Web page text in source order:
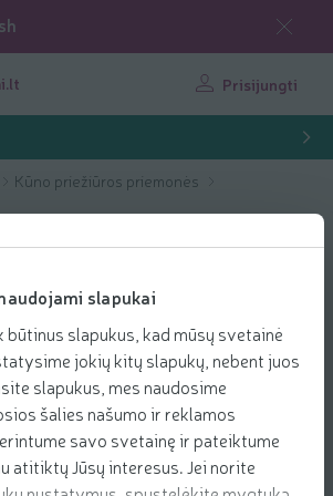
slapukai
slapukus, kad mūsų svetainė
jokių kitų slapukų, nebent juos
slapukus, mes naudosime
šalies našumo ir reklamos
savo svetainę ir pateiktume
atitiktų Jūsų interesus. Jei norite
Prisijungti
Kūno priežiūros priemonės